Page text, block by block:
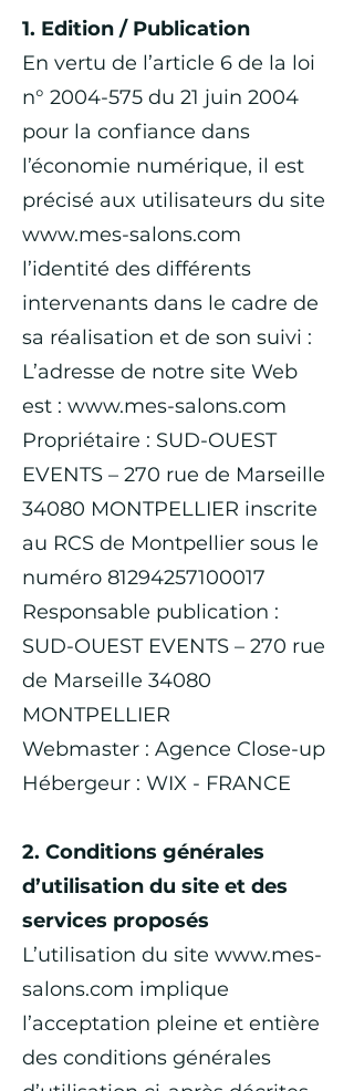
1. Edition / Publication
En vertu de l’article 6 de la loi
n° 2004-575 du 21 juin 2004
pour la confiance dans
l’économie numérique, il est
précisé aux utilisateurs du site
www.mes-salons.com
l’identité des différents
intervenants dans le cadre de
sa réalisation et de son suivi :
L’adresse de notre site Web
est : www.mes-salons.com
Propriétaire : SUD-OUEST
EVENTS – 270 rue de Marseille
34080 MONTPELLIER inscrite
au RCS de Montpellier sous le
numéro 81294257100017
Responsable publication :
SUD-OUEST EVENTS – 270 rue
de Marseille 34080
MONTPELLIER
Webmaster : Agence Close-up
Hébergeur : WIX - FRANCE
2. Conditions générales
d’utilisation du site et des
services proposés
L’utilisation du site www.mes-
salons.com implique
l’acceptation pleine et entière
des conditions générales